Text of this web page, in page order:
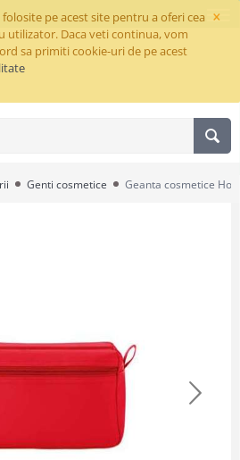
×
pe acest site pentru a oferi cea
utilizator. Daca veti continua, vom
sa primiti cookie-uri de pe acest
Genti cosmetice Geanta cosmetice